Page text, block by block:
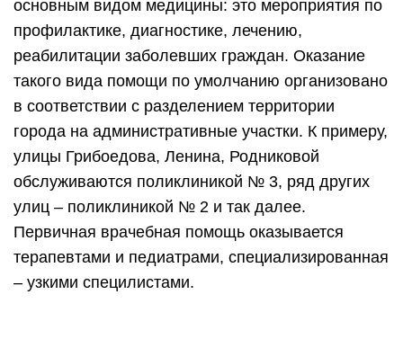
основным видом медицины: это мероприятия по
профилактике, диагностике, лечению,
реабилитации заболевших граждан. Оказание
такого вида помощи по умолчанию организовано
в соответствии с разделением территории
города на административные участки. К примеру,
улицы Грибоедова, Ленина, Родниковой
обслуживаются поликлиникой № 3, ряд других
улиц – поликлиникой № 2 и так далее.
Первичная врачебная помощь оказывается
терапевтами и педиатрами, специализированная
– узкими специлистами.